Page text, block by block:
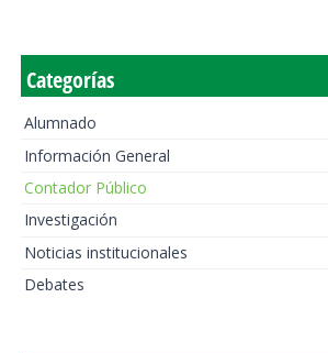
Categorías
Alumnado
Información General
Contador Público
Investigación
Noticias institucionales
Debates